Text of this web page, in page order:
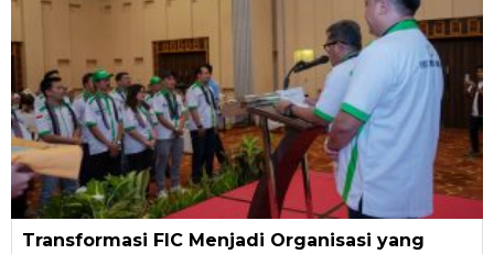
Transformasi FIC Menjadi Organisasi yang